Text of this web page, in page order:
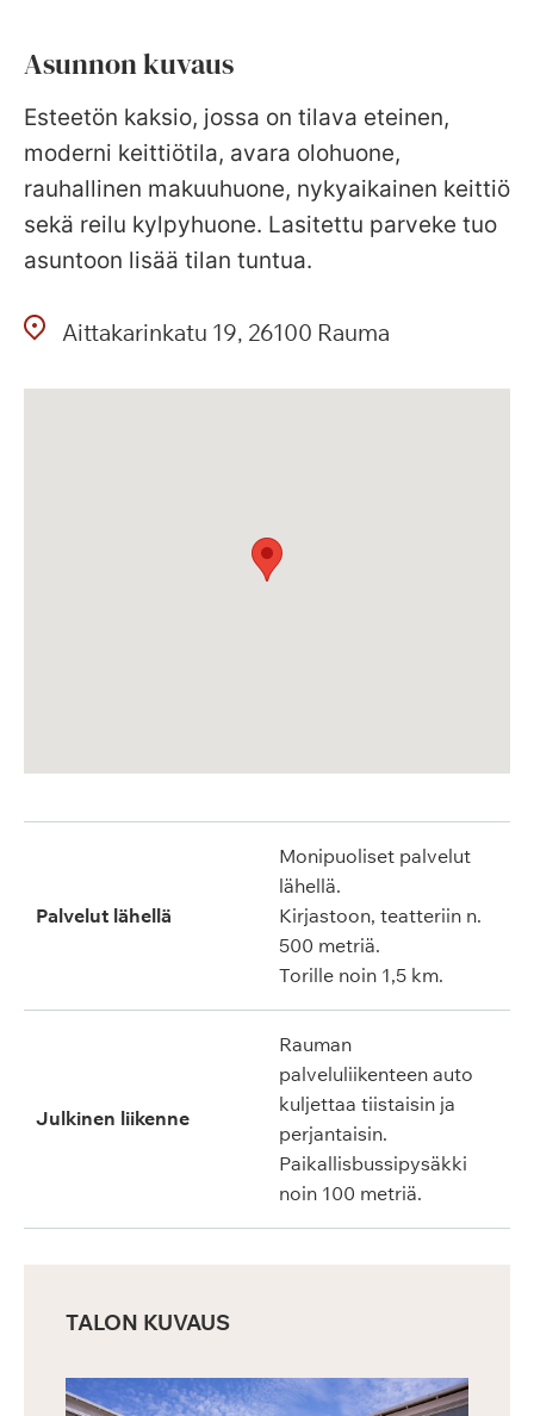
Asunnon kuvaus
Esteetön kaksio, jossa on tilava eteinen,
moderni keittiötila, avara olohuone,
rauhallinen makuuhuone, nykyaikainen keittiö
sekä reilu kylpyhuone. Lasitettu parveke tuo
asuntoon lisää tilan tuntua.
Aittakarinkatu 19 26100 Rauma
Palvelut lähellä
Monipuoliset palvelut
lähellä.
Kirjastoon, teatteriin n.
500 metriä.
Torille noin 1,5 km.
Julkinen liikenne
Rauman
palveluliikenteen auto
kuljettaa tiistaisin ja
perjantaisin.
Paikallisbussipysäkki
noin 100 metriä.
TALON KUVAUS